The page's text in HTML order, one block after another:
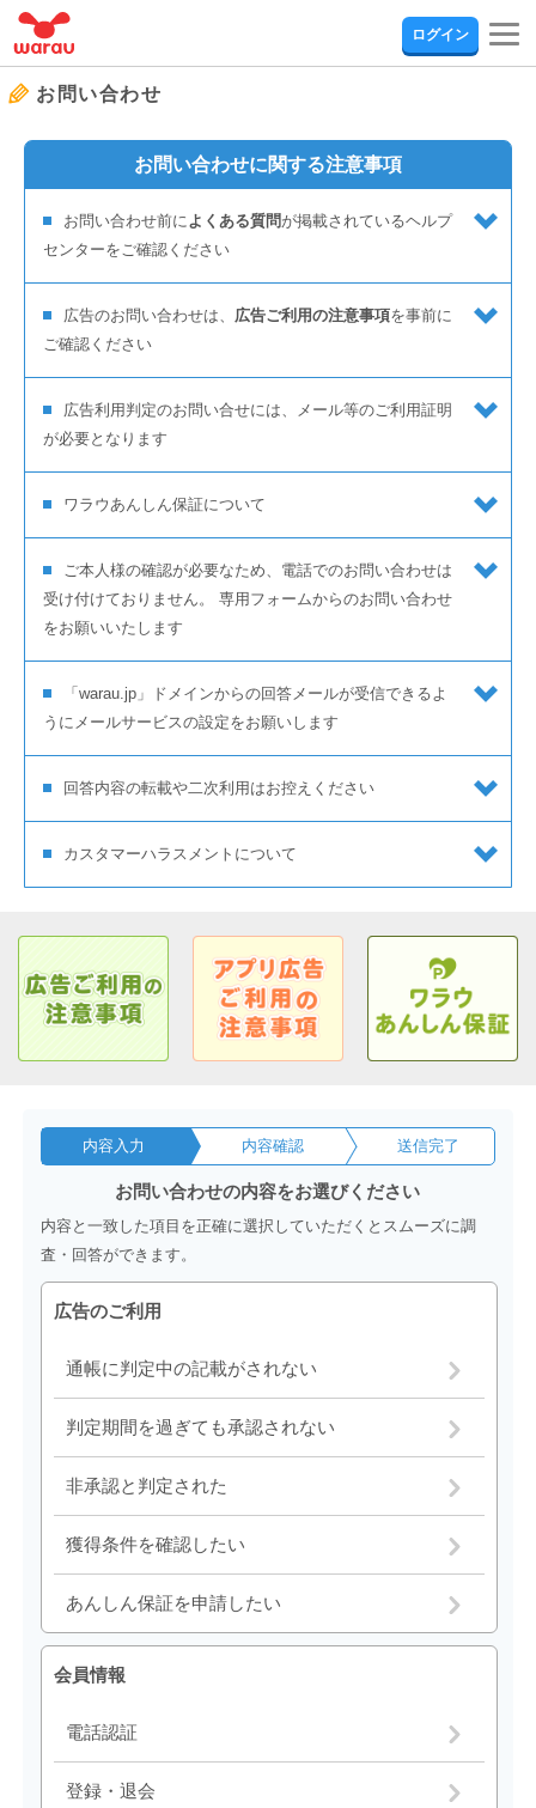
ログイン
お問い合わせ
お問い合わせに関する注意事項
お問い合わせ前によくある質問が掲載されているヘルプ
センターをご確認ください
広告のお問い合わせは、 広告ご利用の注意事項を事前に
ご確認ください
広告利用判定のお問い合せには、メール等のご利用証明
が必要となります
ワラウあんしん保証について
ご本人様の確認が必要なため、電話でのお問い合わせは
受け付けておりません。 専用フォームからのお問い合わせ
をお願いいたします
「warau.jp」ドメインからの回答メールが受信できるよ
うにメールサービスの設定をお願いします
回答内容の転載や二次利用はお控えください
カスタマーハラスメントについて
内容入力 内容確認 送信完了
お問い合わせの内容をお選びください
内容と一致した項目を正確に選択していただくとスムーズに調
査・回答ができます。
広告のご利用
通帳に判定中の記載がされない
判定期間を過ぎても承認されない
非承認と判定された
獲得条件を確認したい
あんしん保証を申請したい
会員情報
電話認証
登録・退会